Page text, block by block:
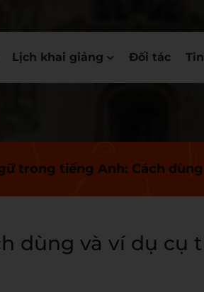
Lịch khai giảng Đối tác
trong tiếng Anh: Cách
dùng và ví dụ cụ